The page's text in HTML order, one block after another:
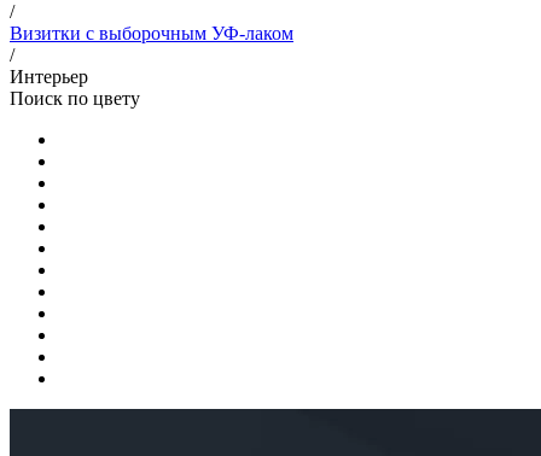
/
Визитки с выборочным УФ-лаком
/
Интерьер
Поиск по цвету